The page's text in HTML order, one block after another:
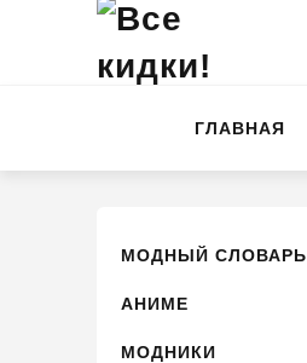
ГЛАВНАЯ
МОДНЫЙ СЛОВАРЬ
АНИМЕ
МОДНИКИ